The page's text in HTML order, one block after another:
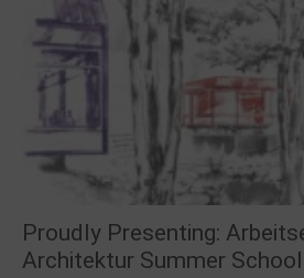
Proudly Presenting:
Architektur Summer